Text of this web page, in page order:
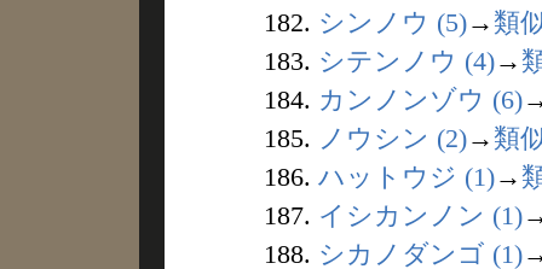
182. シンノウ (5)→ 類
183. シテンノウ (4)→
184. カンノンゾウ (6)
185. ノウシン (2)→ 類
186. ハットウジ (1)→
187. イシカンノン (1)
188. シカノダンゴ (1)